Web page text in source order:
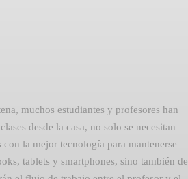
muchos estudiantes y profesores han
desde la casa, no solo se necesitan
la mejor tecnología para mantenerse
tablets y smartphones, sino también de